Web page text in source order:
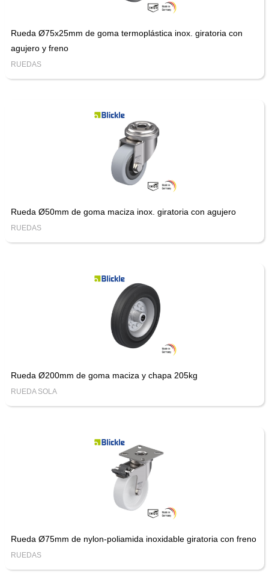
Rueda Ø75x25mm de goma termoplástica inox. giratoria con
agujero y freno
RUEDAS
Rueda Ø50mm de goma maciza inox. giratoria con agujero
RUEDAS
Rueda Ø200mm de goma maciza y chapa 205kg
RUEDA SOLA
Rueda Ø75mm de nylon-poliamida inoxidable giratoria con freno
RUEDAS